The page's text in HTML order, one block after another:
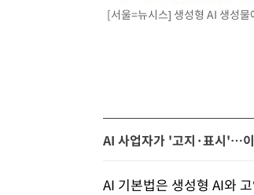
[서울=뉴시스] 생성형 AI 생성
AI 사업자가 '고지·표시'…
AI 기본법은 생성형 AI와